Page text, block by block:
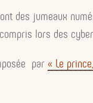
des jumeaux
lors des
par « Le